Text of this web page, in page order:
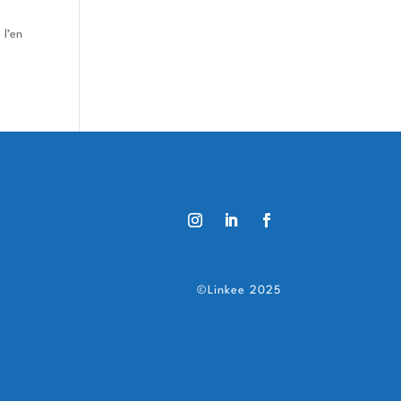
©Linkee 2025